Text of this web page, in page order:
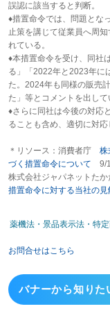
誤認に該当すると判断。
♦措置命令では、問題とな
止策を講じて従業員へ周
れている。
♦本措置命令を受け、同社
る」「2022年と2023年に
た。2024年も同様の販売
た」等とコメントを出して
♦さらに同社は今後の対応
ることも含め、適切に対
＊リソース：消費者庁 株
づく措置命令について 9/
株式会社ジャパネットた
措置命令に対する当社の見
薬機法・景品表示法・特
お問合せはこちら
バナーから知りた